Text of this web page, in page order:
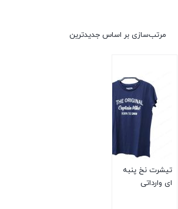
مرتب‌سازی بر اساس جدیدترین
تیشرت نخ پنبه
ای وارداتی